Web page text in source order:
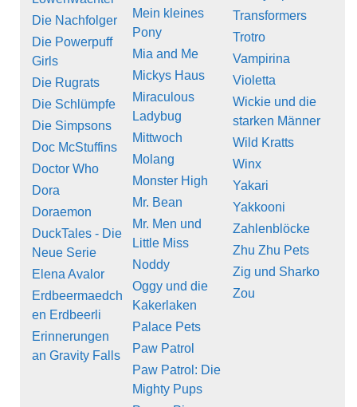
Die Nachfolger
Die Powerpuff
Girls
Die Rugrats
Die Schlümpfe
Die Simpsons
Doc McStuffins
Doctor Who
Dora
Doraemon
DuckTales - Die
Neue Serie
Elena Avalor
Erdbeermaedch
en Erdbeerli
Erinnerungen
an Gravity Falls
Mein kleines
Pony
Mia and Me
Mickys Haus
Miraculous
Ladybug
Mittwoch
Molang
Monster High
Mr. Bean
Mr. Men und
Little Miss
Noddy
Oggy und die
Kakerlaken
Palace Pets
Paw Patrol
Paw Patrol: Die
Mighty Pups
Transformers
Trotro
Vampirina
Violetta
Wickie und die
starken Männer
Wild Kratts
Winx
Yakari
Yakkooni
Zahlenblöcke
Zhu Zhu Pets
Zig und Sharko
Zou